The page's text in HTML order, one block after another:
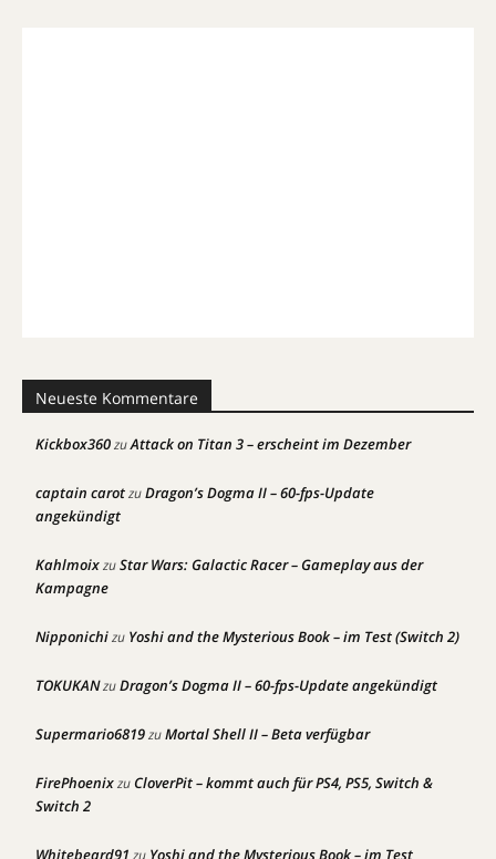
Neueste Kommentare
Kickbox360zuAttack on Titan 3 – erscheint im Dezember
captain carotzuDragon’s Dogma II – 60-fps-Update
angekündigt
KahlmoixzuStar Wars: Galactic Racer – Gameplay aus der
Kampagne
Nipponichizu Yoshi and the Mysterious Book – im Test (Switch 2)
TOKUKANzuDragon’s Dogma II – 60-fps-Update angekündigt
Supermario6819zuMortal Shell II – Beta verfügbar
FirePhoenixzuCloverPit – kommt auch für PS4, PS5, Switch &
Switch 2
Whitebeard91 zu Yoshi and the Mysterious Book – im Test